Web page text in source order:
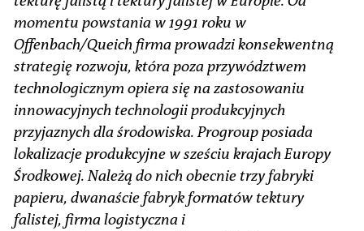
momentu powstania w 1991 roku w
Offenbach/Queich firma prowadzi konsekwentną
strategię rozwoju, która poza przywództwem
technologicznym opiera się na zastosowaniu
innowacyjnych technologii produkcyjnych
przyjaznych dla środowiska. Progroup posiada
lokalizacje produkcyjne w sześciu krajach Europy
Środkowej.Należą do nich obecnie trzy fabryki
papieru, dwanaście fabryk formatów tektury
falistej, firma logistyczna i